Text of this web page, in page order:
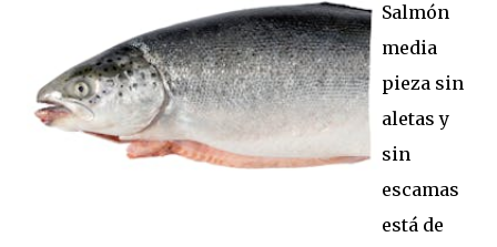
Salmón
media
pieza sin
aletas y
sin
escamas
está de